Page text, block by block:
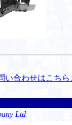
い合わせはこち
Ltd